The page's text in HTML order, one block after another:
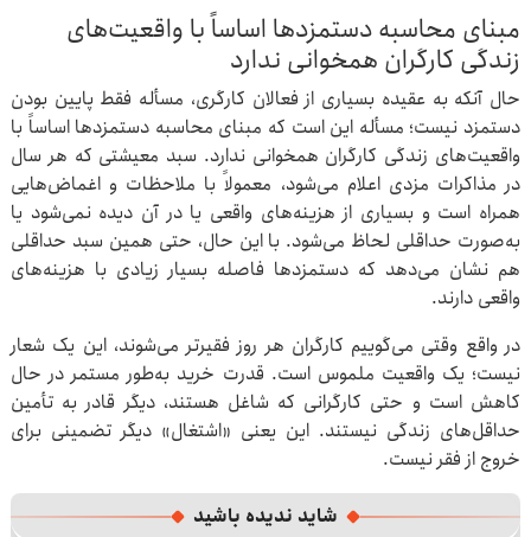
مبنای محاسبه دستمزدها اساساً با واقعیت‌های
زندگی کارگران همخوانی ندارد
حال آنکه به عقیده بسیاری از فعالان کارگری، مسأله فقط پایین بودن
دستمزد نیست؛ مسأله این است که مبنای محاسبه دستمزدها اساساً با
واقعیت‌های زندگی کارگران همخوانی ندارد. سبد معیشتی که هر سال
در مذاکرات مزدی اعلام می‌شود، معمولاً با ملاحظات و اغماض‌هایی
همراه است و بسیاری از هزینه‌های واقعی یا در آن دیده نمی‌شود یا
به‌صورت حداقلی لحاظ می‌شود. با این حال، حتی همین سبد حداقلی
هم نشان می‌دهد که دستمزدها فاصله بسیار زیادی با هزینه‌های
واقعی دارند.
در واقع وقتی می‌گوییم کارگران هر روز فقیرتر می‌شوند، این یک شعار
نیست؛ یک واقعیت ملموس است. قدرت خرید به‌طور مستمر در حال
کاهش است و حتی کارگرانی که شاغل هستند، دیگر قادر به تأمین
حداقل‌های زندگی نیستند. این یعنی «اشتغال» دیگر تضمینی برای
خروج از فقر نیست.
شاید ندیده باشید